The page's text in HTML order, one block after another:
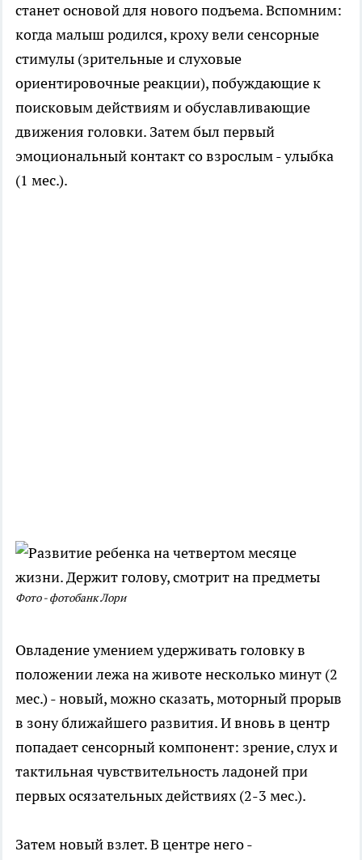
станет основой для нового подъема. Вспомним:
когда малыш родился, кроху вели сенсорные
стимулы (зрительные и слуховые
ориентировочные реакции), побуждающие к
поисковым действиям и обуславливающие
движения головки. Затем был первый
эмоциональный контакт со взрослым - улыбка
(1 мес.).
Фото - фотобанк Лори
Овладение умением удерживать головку в
положении лежа на животе несколько минут (2
мес.) - новый, можно сказать, моторный прорыв
в зону ближайшего развития. И вновь в центр
попадает сенсорный компонент: зрение, слух и
тактильная чувствительность ладоней при
первых осязательных действиях (2-3 мес.).
Затем новый взлет. В центре него -